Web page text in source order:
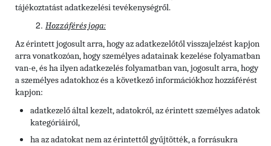
tájékoztatást adatkezelési tevékenységről.
Hozzáférés joga:
Az érintett jogosult arra, hogy az adatkezelőtől visszajelzést kapjon
arra vonatkozóan, hogy személyes adatainak kezelése folyamatban
van-e, és ha ilyen adatkezelés folyamatban van, jogosult arra, hogy
a személyes adatokhoz és a következő információkhoz hozzáférést
kapjon:
adatkezelő által kezelt, adatokról, az érintett személyes adatok
kategóriáiról,
ha az adatokat nem az érintettől gyűjtötték, a forrásukra